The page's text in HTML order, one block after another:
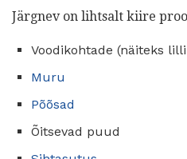
Järgnev on lihtsalt kiire
Voodikohtade (näiteks
Muru
Põõsad
Õitsevad puud